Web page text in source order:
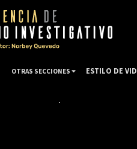
OTRAS SECCIONES ESTILO DE